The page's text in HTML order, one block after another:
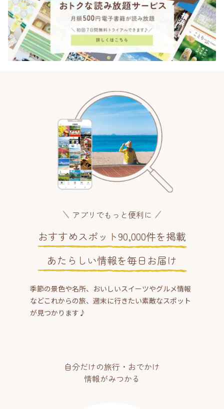
アプリでもっと便利に
おすすめスポット90,000件を掲載
あたらしい情報を毎日お届け
季節の景色や名所、おいしいスイーツやグルメ情報
などこれからの旅、週末に行きたい素敵なスポット
が見つかります♪
自分だけの旅行・おでかけ
情報がみつかる